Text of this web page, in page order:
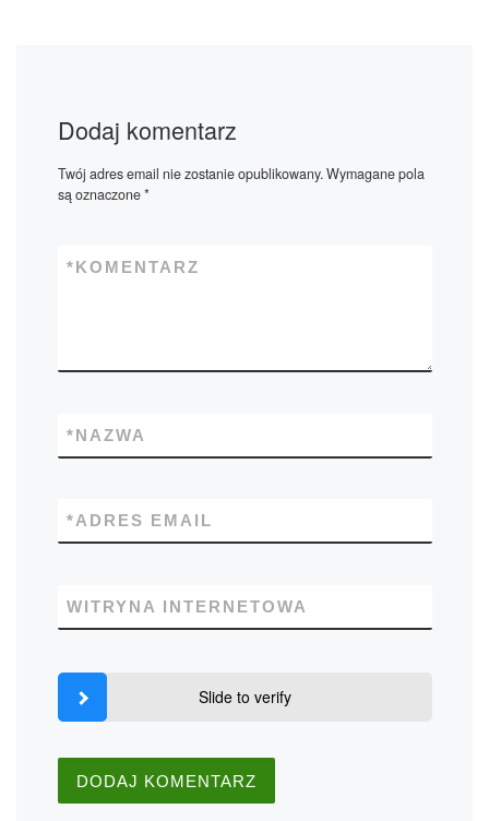
Dodaj komentarz
Twój adres email nie zostanie opublikowany.Wymagane pola
są oznaczone*
KOMENTARZ
*
NAZWA
*
ADRES EMAIL
*
WITRYNA INTERNETOWA
Slide to verify